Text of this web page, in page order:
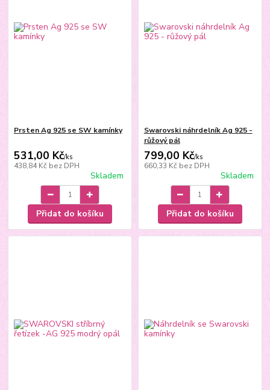
Prsten Ag 925 se SW kamínky
531,00 Kč/ks
438,84 Kč bez DPH
Skladem
Přidat do košíku
Swarovski náhrdelník Ag 925 -
růžový pál
799,00 Kč/ks
660,33 Kč bez DPH
Skladem
Přidat do košíku